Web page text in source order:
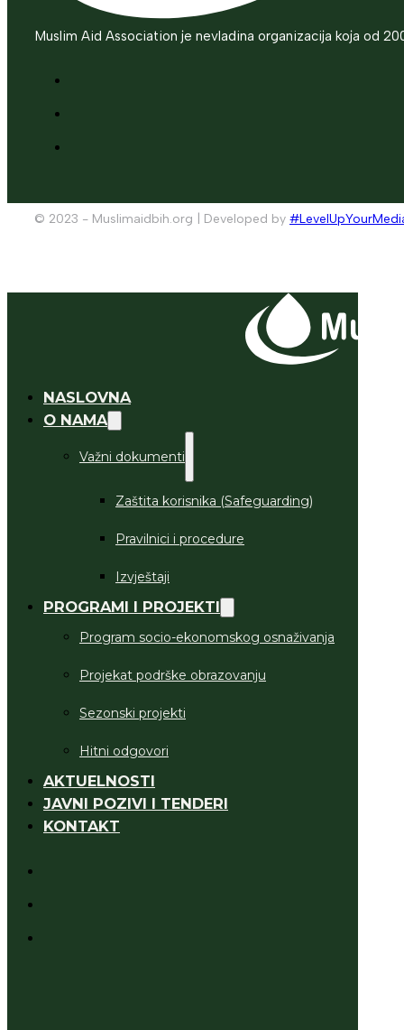
Muslim Aid Association je nevladina organizacija koja od
© 2023 - Muslimaidbih.org | Developed by
NASLOVNA
O NAMA
Važni dokumenti
Zaštita korisnika (Safeguarding)
Pravilnici i procedure
Izvještaji
PROGRAMI I PROJEKTI
Program socio-ekonomskog osnaživanja
Projekat podrške obrazovanju
Sezonski projekti
Hitni odgovori
AKTUELNOSTI
JAVNI POZIVI I TENDERI
KONTAKT